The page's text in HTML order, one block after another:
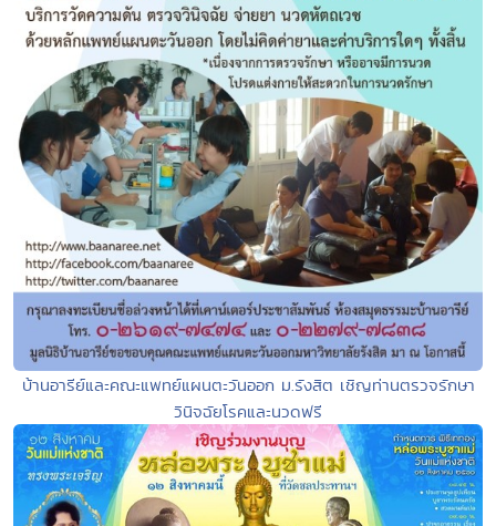
บ้านอารีย์และคณะแพทย์แผนตะวันออก ม.รังสิต เชิญท่านตรวจรักษา
วินิจฉัยโรคและนวดฟรี